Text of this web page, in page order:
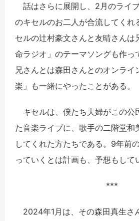
話はさらに展開し、2月のライ
のキセルのお二人が合流してくれ
セルの辻村豪文さんと友晴さんは
命ラジオ」のテーマソングも作っ
兄さんとは森田さんとのオンライ
楽」も一緒にやったことがある。
キセルは、僕たち夫婦がこの公
た音楽ライブに、歌手の二階堂和
してくれた方たちである。9年前
っていくとは計画も、予想もして
***
2024年1月は、その森田真生さ